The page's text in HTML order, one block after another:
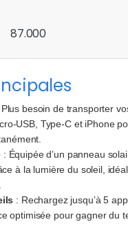
87.000
Plus besoin de transporter
USB, Type-C et iPhone
: Équipée d’un panneau
à la lumière du soleil,
: Rechargez jusqu’à 5
optimisée pour gagner du